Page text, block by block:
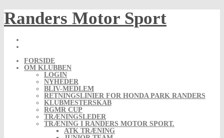
Skip
to
content
Randers Motor Sport
FORSIDE
OM KLUBBEN
LOGIN
NYHEDER
BLIV-MEDLEM
RETNINGSLINIER FOR HONDA PARK RANDERS
KLUBMESTERSKAB
RGMR CUP
TRÆNINGSLEDER
TRÆNING I RANDERS MOTOR SPORT.
ATK TRÆNING